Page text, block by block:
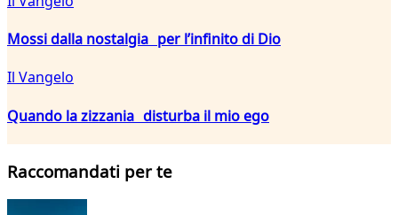
Mossi dalla nostalgia per l’infinito di Dio
Il Vangelo
Quando la zizzania disturba il mio ego
Raccomandati per te